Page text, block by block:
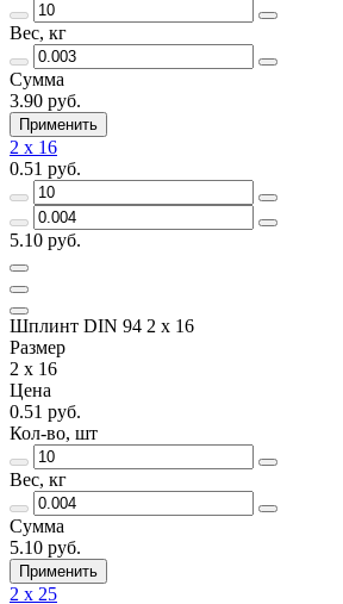
Вес, кг
Сумма
3.90 руб.
Применить
2 x 16
0.51 руб.
5.10 руб.
Шплинт DIN 94 2 x 16
Размер
2 x 16
Цена
0.51 руб.
Кол-во, шт
Вес, кг
Сумма
5.10 руб.
Применить
2 x 25